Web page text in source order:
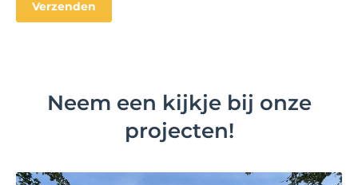
Neem een kijkje bij onze
projecten!